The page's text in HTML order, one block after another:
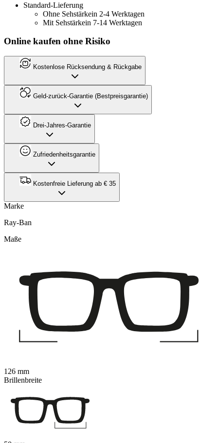
Standard-Lieferung
Ohne Sehstärkein 2-4 Werktagen
Mit Sehstärkein 7-14 Werktagen
Online kaufen ohne Risiko
Kostenlose Rücksendung & Rückgabe
Geld-zurück-Garantie (Bestpreisgarantie)
Drei-Jahres-Garantie
Zufriedenheitsgarantie
Kostenfreie Lieferung ab € 35
Marke
Ray-Ban
Maße
126 mm
Brillenbreite